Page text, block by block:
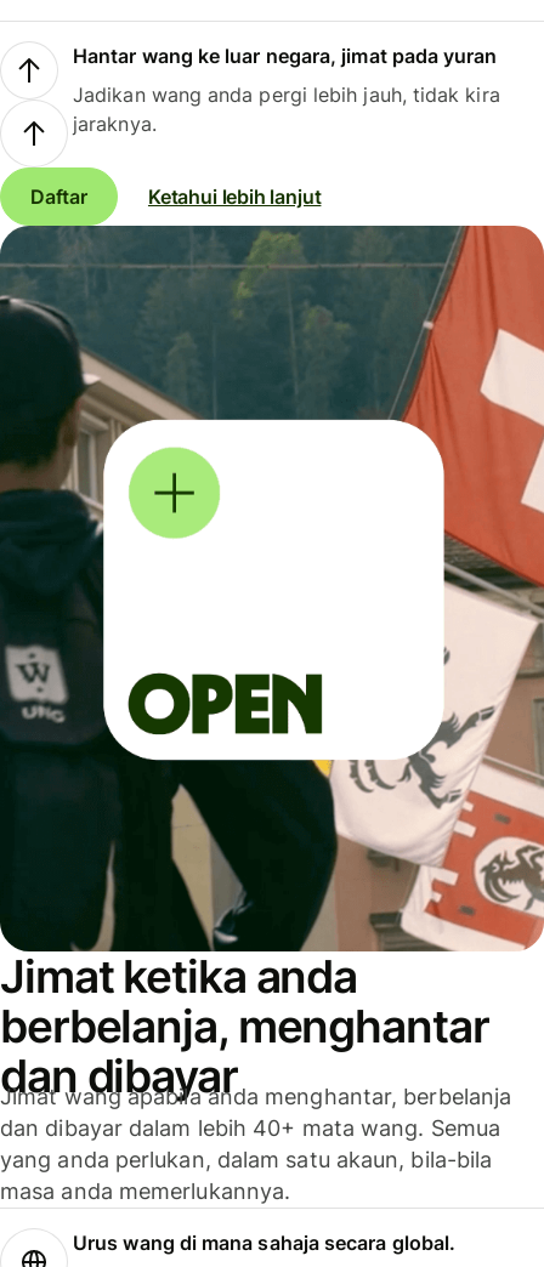
Hantar wang ke luar negara, jimat pada yuran
Jadikan wang anda pergi lebih jauh, tidak kira
jaraknya.
Daftar Ketahui lebih lanjut
Jimat ketika anda
berbelanja, menghantar
dan dibayar
Jimat wang apabila anda menghantar, berbelanja
dan dibayar dalam lebih 40+ mata wang. Semua
yang anda perlukan, dalam satu akaun, bila-bila
masa anda memerlukannya.
Urus wang di mana sahaja secara global.